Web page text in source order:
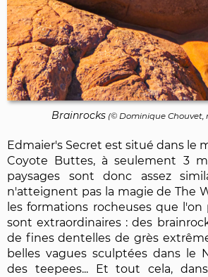
Brainrocks(© Dominique Chouvet,
Edmaier's Secret est situé dans le
Coyote Buttes, à seulement 3
paysages sont donc assez
n'atteignent pas la magie de The
les formations rocheuses que
sont extraordinaires : des
de fines dentelles de grès
belles vagues sculptées dans le
des teepees... Et tout cela,